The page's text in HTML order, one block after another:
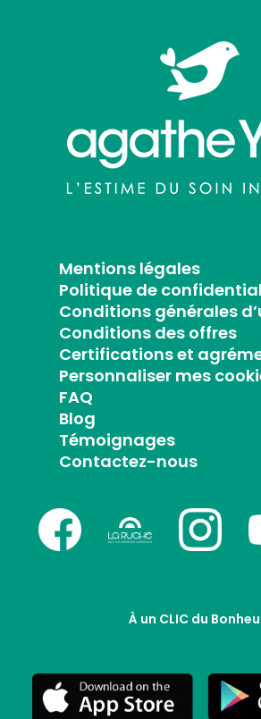
Mentions légales
Politique de
Conditions générales
Conditions des offres
Certifications et
Personnaliser mes
FAQ
Blog
Témoignages
Contactez-nous
À un CLIC du